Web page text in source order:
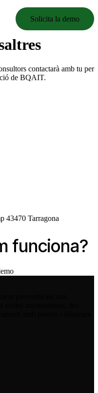
Solicita la demo
contactarà amb tu per
de BQAIT.
43470 Tarragona
funciona?